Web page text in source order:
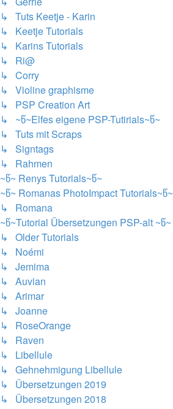
↳ Tuts Keetje - Karin
↳ Keetje Tutorials
↳ Karins Tutorials
↳ Ri@
↳ Corry
↳ Violine graphisme
↳ PSP Creation Art
↳ ~წ~Elfes eigene PSP-Tutirials~წ~
↳ Tuts mit Scraps
↳ Signtags
↳ Rahmen
~წ~ Renys Tutorials~წ~
~წ~ Romanas PhotoImpact Tutorials~წ~
↳ Romana
~წ~Tutorial Übersetzungen PSP-alt ~წ~
↳ Older Tutorials
↳ Noémi
↳ Jemima
↳ Auvian
↳ Arimar
↳ Joanne
↳ RoseOrange
↳ Raven
↳ Libellule
↳ Gehnehmigung Libellule
↳ Übersetzungen 2019
↳ Übersetzungen 2018